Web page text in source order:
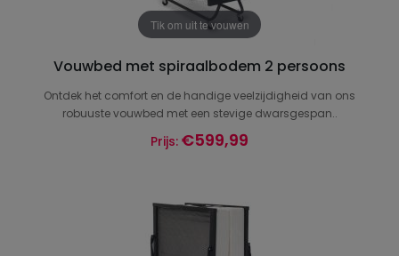
Tik om uit te vouwen
Vouwbed met spiraalbodem 2 persoons
Ontdek het comfort en de handige veelzijdigheid van ons
robuuste vouwbed met een stevige dwarsgespan..
Prijs: €599,99